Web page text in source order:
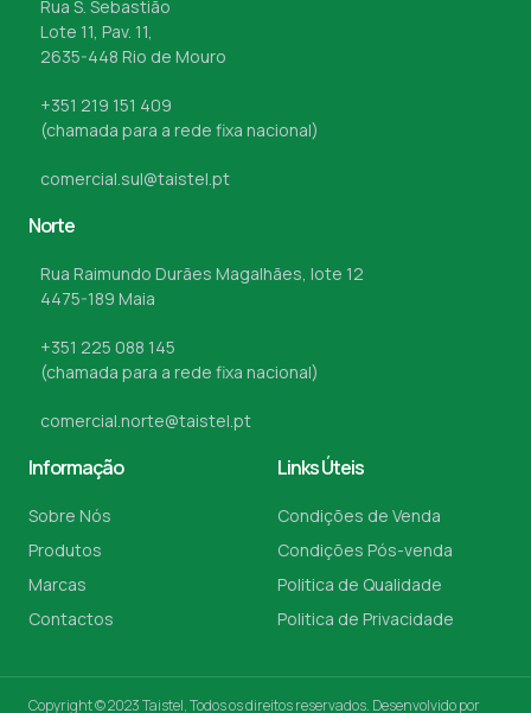
Rua S. Sebastião
Lote 11, Pav. 11,
2635-448 Rio de Mouro
+351 219 151 409
(chamada para a rede fixa nacional)
comercial.sul@taistel.pt
Norte
Rua Raimundo Durães Magalhães, lote 12
4475-189 Maia
+351 225 088 145
(chamada para a rede fixa nacional)
comercial.norte@taistel.pt
Informação
Sobre Nós
Produtos
Marcas
Contactos
Links Úteis
Condições de Venda
Condições Pós-venda
Politica de Qualidade
Politica de Privacidade
Copyright © 2023 Taistel, Todos os direitos reservados. Desenvolvido por